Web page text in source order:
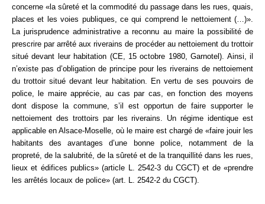
concerne «la sûreté et la commodité du passage dans les rues, quais,
places et les voies publiques, ce qui comprend le nettoiement (…)».
La jurisprudence administrative a reconnu au maire la possibilité de
prescrire par arrêté aux riverains de procéder au nettoiement du trottoir
situé devant leur habitation (CE, 15 octobre 1980, Garnotel). Ainsi, il
n’existe pas d’obligation de principe pour les riverains de nettoiement
du trottoir situé devant leur habitation. En vertu de ses pouvoirs de
police, le maire apprécie, au cas par cas, en fonction des moyens
dont dispose la commune, s’il est opportun de faire supporter le
nettoiement des trottoirs par les riverains. Un régime identique est
applicable en Alsace-Moselle, où le maire est chargé de «faire jouir les
habitants des avantages d’une bonne police, notamment de la
propreté, de la salubrité, de la sûreté et de la tranquillité dans les rues,
lieux et édifices publics» (article L. 2542-3 du CGCT) et de «prendre
les arrêtés locaux de police» (art. L. 2542-2 du CGCT).